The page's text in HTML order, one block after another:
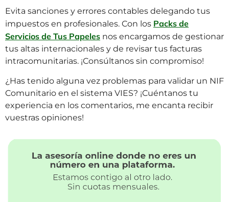
Evita sanciones y errores contables delegando tus
impuestos en profesionales. Con los Packs de
Servicios de Tus Papeles nos encargamos de gestionar
tus altas internacionales y de revisar tus facturas
intracomunitarias. ¡Consúltanos sin compromiso!
¿Has tenido alguna vez problemas para validar un NIF
Comunitario en el sistema VIES? ¡Cuéntanos tu
experiencia en los comentarios, me encanta recibir
vuestras opiniones!